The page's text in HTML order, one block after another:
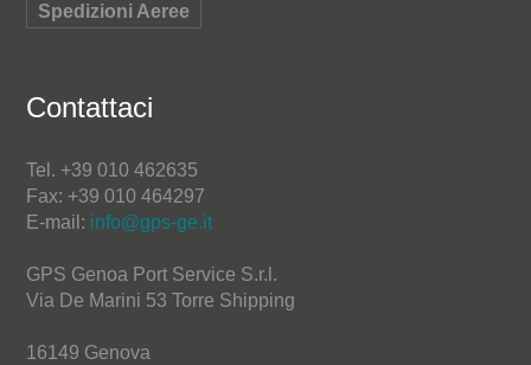
Spedizioni Aeree
Contattaci
Tel. +39 010 462635
Fax: +39 010 464297
E-mail: info@gps-ge.it
GPS Genoa Port Service S.r.l.
Via De Marini 53 Torre Shipping
16149 Genova